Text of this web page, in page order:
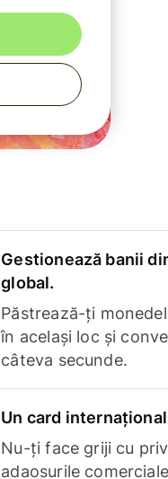
Gestionează banii
global.
Păstrează-ți
în același loc și
câteva secunde.
Un card
Nu-ți face griji cu
adaosurile